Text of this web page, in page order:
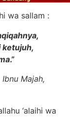
wa sallam :
ketujuh,
.”
Ibnu Majah,
‘alaihi wa